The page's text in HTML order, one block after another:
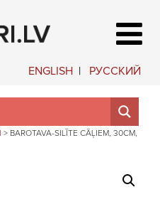
ENGLISH РУССКИЙ
> BAROTAVA-SILĪTE CĀĻIEM, 30CM,